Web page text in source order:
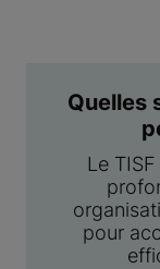
Quelles
Le
pour